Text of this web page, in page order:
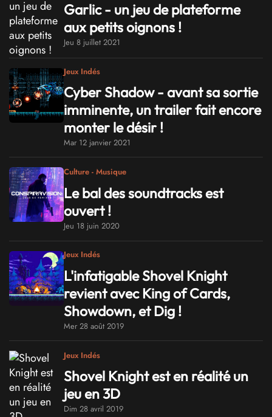
Garlic - un jeu de plateforme
aux petits oignons !
Jeu 8 juillet 2021
Jeux Indés
Cyber Shadow - avant sa sortie
imminente, un trailer fait encore
monter le désir !
Mar 12 janvier 2021
Culture - Musique
Le bal des soundtracks est
ouvert !
Jeu 18 juin 2020
Jeux Indés
L'infatigable Shovel Knight
revient avec King of Cards,
Showdown, et Dig !
Mer 28 août 2019
Jeux Indés
Shovel Knight est en réalité un
jeu en 3D
Dim 28 avril 2019